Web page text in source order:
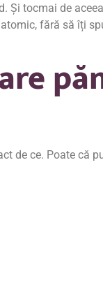
tocmai de
fără să îți
de ce. Poate că